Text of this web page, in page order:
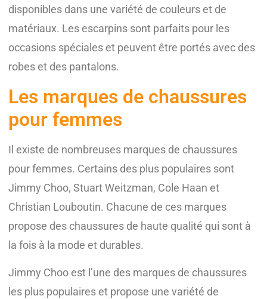
disponibles dans une variété de couleurs et de
matériaux. Les escarpins sont parfaits pour les
occasions spéciales et peuvent être portés avec des
robes et des pantalons.
Les marques de chaussures
pour femmes
Il existe de nombreuses marques de chaussures
pour femmes. Certains des plus populaires sont
Jimmy Choo, Stuart Weitzman, Cole Haan et
Christian Louboutin. Chacune de ces marques
propose des chaussures de haute qualité qui sont à
la fois à la mode et durables.
Jimmy Choo est l’une des marques de chaussures
les plus populaires et propose une variété de